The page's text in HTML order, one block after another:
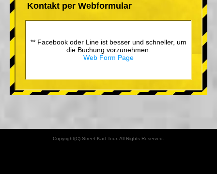
Kontakt per Webformular
** Facebook oder Line ist besser und schneller, um
die Buchung vorzunehmen.
Web Form Page
Copyright(C) Street Kart Tour. All Rights Reserved.